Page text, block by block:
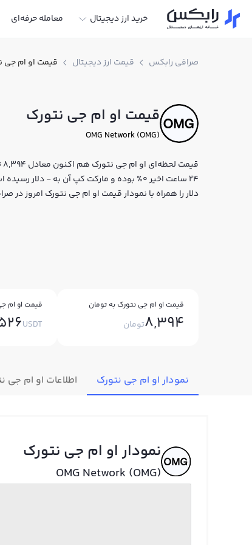
خرید ارز دیجیتال معامله حرفه‌ای
صرافی رابکس قیمت ارز دیجیتال قیمت او ام جی
قیمت او ام جی نتورک
OMG Network (OMG)
24 ساعت اخیر 0% بوده و مارکت کپ آن به -
دلار را همراه با نمودار قیمت او ام جی نتورک امروز در
قیمت او ام جی نتورک به تومان
8,394تومان
قیمت او ام
USDT
نمودار او ام جی نتورک اطلاعات او ام جی
نمودار او ام جی نتورک
OMG Network (OMG)